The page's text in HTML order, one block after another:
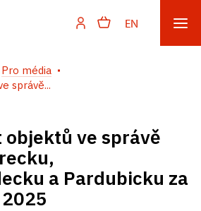
EN
Pro média
správě...
objektů ve správě
a Pardubicku za